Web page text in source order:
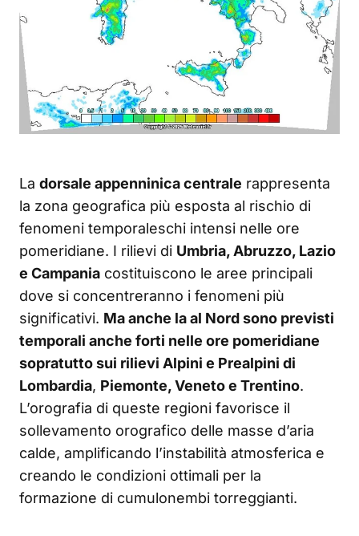
La dorsale appenninica centrale rappresenta
la zona geografica più esposta al rischio di
fenomeni temporaleschi intensi nelle ore
pomeridiane. I rilievi di Umbria, Abruzzo, Lazio
e Campania costituiscono le aree principali
dove si concentreranno i fenomeni più
significativi. Ma anche la al Nord sono previsti
temporali anche forti nelle ore pomeridiane
sopratutto sui rilievi Alpini e Prealpini di
Lombardia, Piemonte, Veneto e Trentino.
L’orografia di queste regioni favorisce il
sollevamento orografico delle masse d’aria
calde, amplificando l’instabilità atmosferica e
creando le condizioni ottimali per la
formazione di cumulonembi torreggianti.